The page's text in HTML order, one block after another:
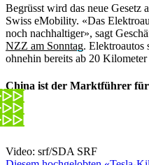
Begrüsst wird das neue Gesetz
Swiss eMobility. «Das
noch nachhaltiger», sagt
NZZ am Sonntag. Elektroautos
ohnehin bereits ab 20
China ist der Marktführer
Video: srf/SDA SRF